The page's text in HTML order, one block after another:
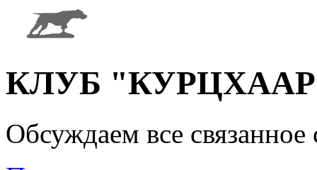
КЛУБ "КУРЦХААР"
Обсуждаем все